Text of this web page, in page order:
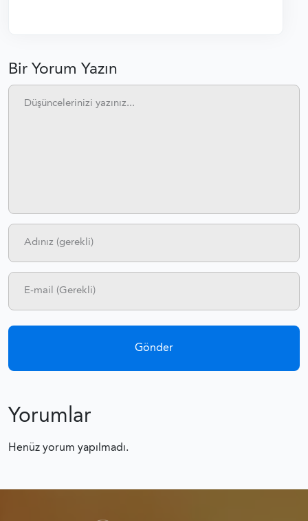
Bir Yorum Yazın
Yorumlar
Henüz yorum yapılmadı.